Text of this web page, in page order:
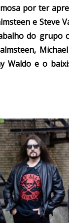
por ter
e Steve
do grupo
Waldo e o